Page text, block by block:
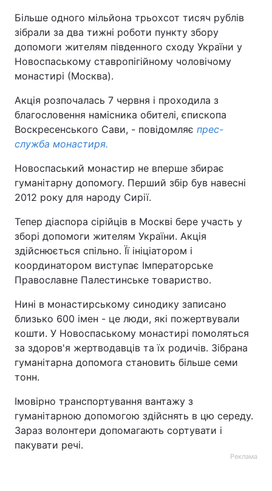
Більше одного мільйона трьохсот тисяч рублів
зібрали за два тижні роботи пункту збору
допомоги жителям південного сходу України у
Новоспаському ставропігійному чоловічому
монастирі (Москва).
Акція розпочалась 7 червня і проходила з
благословення намісника обителі, єпископа
Воскресенського Сави, - повідомляє прес-
служба монастиря.
Новоспаський монастир не вперше збирає
гуманітарну допомогу. Перший збір був навесні
2012 року для народу Сирії.
Тепер діаспора сірійців в Москві бере участь у
зборі допомоги жителям України. Акція
здійснюється спільно. Її ініціатором і
координатором виступає Імператорське
Православне Палестинське товариство.
Нині в монастирському синодику записано
близько 600 імен - це люди, які пожертвували
кошти. У Новоспаському монастирі помоляться
за здоров'я жертводавців та їх родичів. Зібрана
гуманітарна допомога становить більше семи
тонн.
Імовірно транспортування вантажу з
гуманітарною допомогою здійснять в цю середу.
Зараз волонтери допомагають сортувати і
пакувати речі.
Реклама